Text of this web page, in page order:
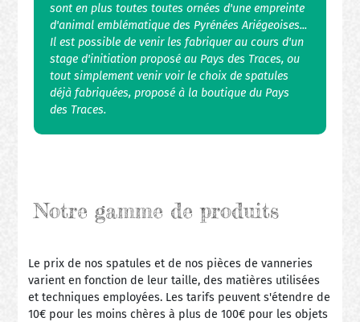
sont en plus toutes toutes ornées d'une empreinte
d'animal emblématique des Pyrénées Ariégeoises...
Il est possible de venir les fabriquer au cours d'un
stage d'initiation proposé au Pays des Traces, ou
tout simplement venir voir le choix de spatules
déjà fabriquées, proposé à la boutique du Pays
des Traces.
Notre gamme de produits
Le prix de nos spatules et de nos pièces de vanneries
varient en fonction de leur taille, des matières utilisées
et techniques employées. Les tarifs peuvent s'étendre de
10€ pour les moins chères à plus de 100€ pour les objets